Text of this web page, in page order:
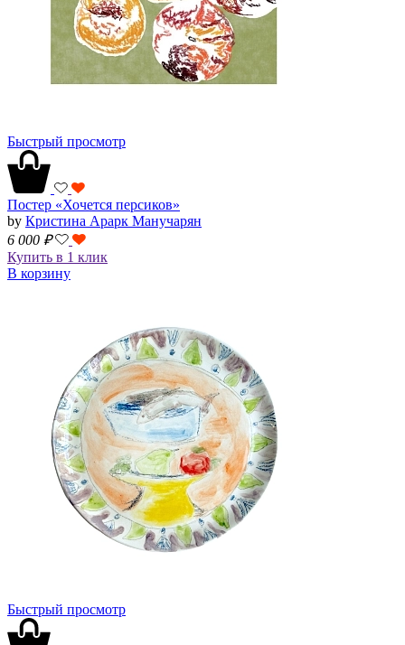
Быстрый просмотр
Постер «Хочется персиков»
by Кристина Арарк Манучарян
6 000 ₽
Купить в 1 клик
В корзину
Быстрый просмотр